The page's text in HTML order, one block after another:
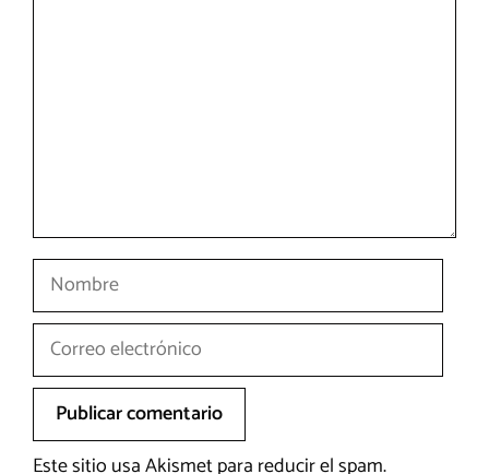
Nombre
Correo
electrónico
Este sitio usa Akismet para reducir el spam.